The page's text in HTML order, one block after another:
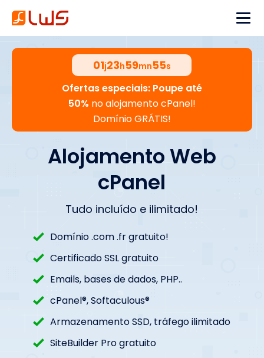
01j23h59mn54s
Ofertas especiais: Poupe até
50% no alojamento cPanel!
Domínio GRÁTIS!
Alojamento Web
cPanel
Tudo incluído e ilimitado!
Domínio .com .fr gratuito!
Certificado SSL gratuito
Emails, bases de dados, PHP..
cPanel®, Softaculous®
Armazenamento SSD, tráfego ilimitado
SiteBuilder Pro gratuito